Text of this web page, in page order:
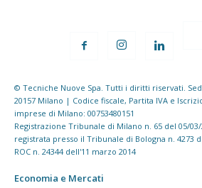
© Tecniche Nuove Spa. Tutti i diritti riservati.
20157 Milano | Codice fiscale, Partita IVA e
imprese di Milano: 00753480151
Registrazione Tribunale di Milano n. 65 del 05/
registrata presso il Tribunale di Bologna n. 4273
ROC n. 24344 dell'11 marzo 2014
Economia e Mercati